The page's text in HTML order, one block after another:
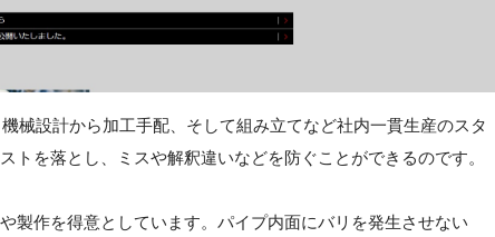
械設計から加工手配、そして組み立てなど社内一貫生産のスタ
トを落とし、ミスや解釈違いなどを防ぐことができるのです。
製作を得意としています。パイプ内面にバリを発生させない